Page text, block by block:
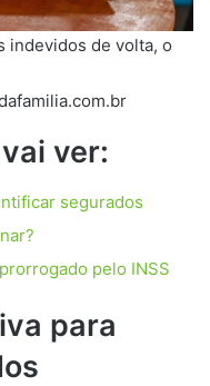
indevidos de volta, o
ver:
segurados
pelo INSS
para